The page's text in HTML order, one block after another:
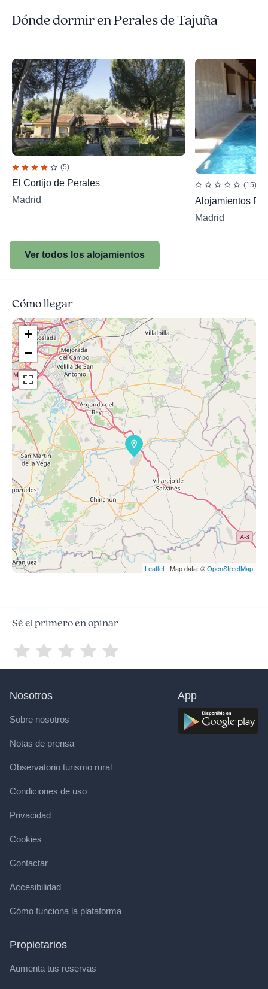
Dónde dormir en Perales de Tajuña
(5)
El Cortijo de Perales
Madrid
(15)
Alojamientos
Madrid
Ver todos los alojamientos
Cómo llegar
+
−
Leaflet | Map data: ©OpenStreetMap
Sé el primero en opinar
Nosotros
Sobre nosotros
Notas de prensa
Observatorio turismo rural
Condiciones de uso
Privacidad
Cookies
Contactar
Accesibilidad
Cómo funciona la plataforma
Propietarios
Aumenta tus reservas
App